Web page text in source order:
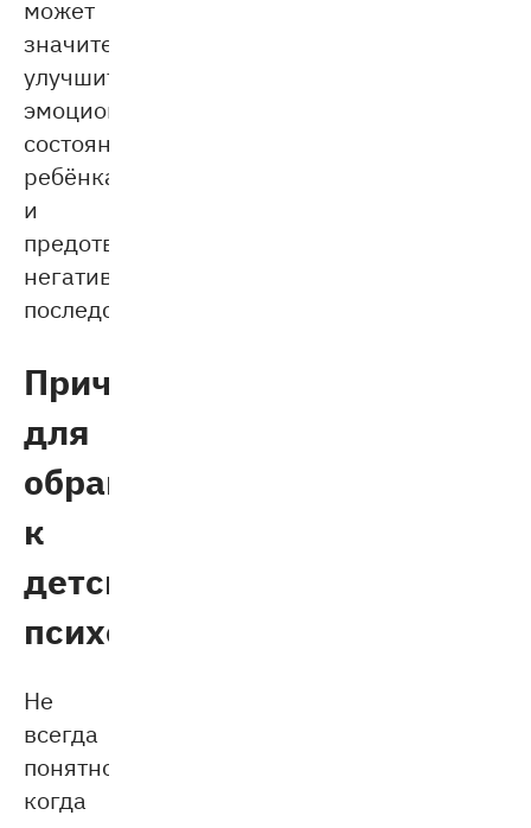
может
значительно
улучшить
эмоциональное
состояние
ребёнка
и
предотвратить
негативные
последствия.
Причины
для
обращения
к
детскому
психологу
Не
всегда
понятно,
когда